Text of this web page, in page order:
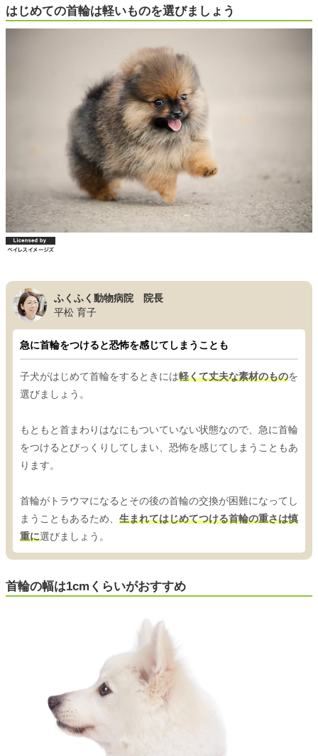
はじめての首輪は軽いものを選びましょう
ふくふく動物病院 院長
平松 育子
急に首輪をつけると恐怖を感じてしまうことも
子犬がはじめて首輪をするときには軽くて丈夫な素材のものを
選びましょう。
もともと首まわりはなにもついていない状態なので、急に首輪
をつけるとびっくりしてしまい、恐怖を感じてしまうこともあ
ります。
首輪がトラウマになるとその後の首輪の交換が困難になってし
まうこともあるため、 生まれてはじめてつける首輪の重さは慎
重に選びましょう。
首輪の幅は1cmくらいがおすすめ